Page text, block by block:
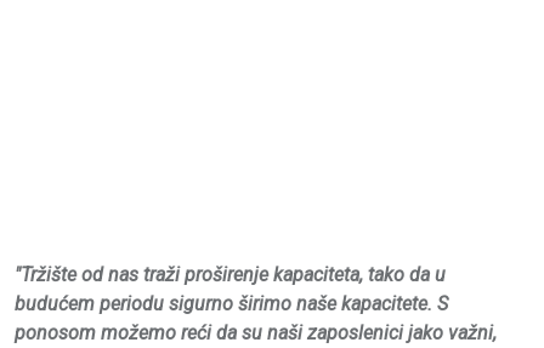
"Tržište od nas traži proširenje kapaciteta, tako da u
budućem periodu sigurno širimo naše kapacitete. S
ponosom možemo reći da su naši zaposlenici jako važni,